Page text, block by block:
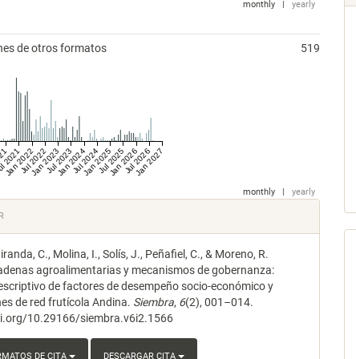
monthly | yearly
de otros formatos 519
Jan 2022Jul 2022
Jan 2023Jul 2023
Jan 2024Jul 2024
Jan 2025Jul 2025
Jan 2026Jul 2026
Jan 2027
monthly | yearly
C., Molina, I., Solís, J., Peñafiel, C., & Moreno, R.
agroalimentarias y mecanismos de gobernanza:
de factores de desempeño socio-económico y
de red frutícola Andina. Siembra, 6(2), 001–014.
10.29166/siembra.v6i2.1566
DE CITA DESCARGAR CITA